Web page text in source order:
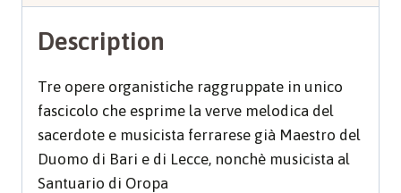
Description
Tre opere organistiche raggruppate in unico
fascicolo che esprime la verve melodica del
sacerdote e musicista ferrarese già Maestro del
Duomo di Bari e di Lecce, nonchè musicista al
Santuario di Oropa